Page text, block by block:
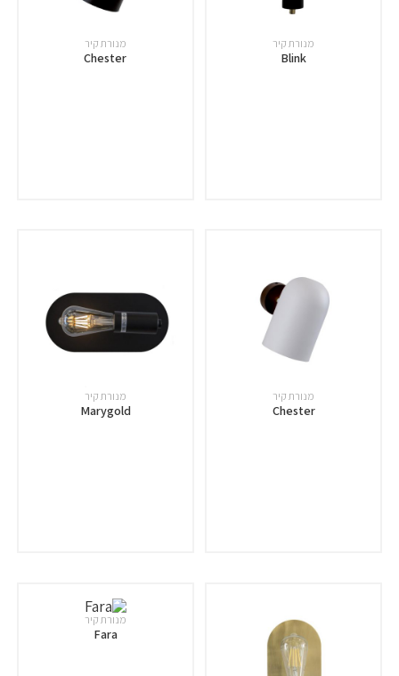
מנורת קיר
Blink
מנורת קיר
Chester
מנורת קיר
Chester
מנורת קיר
Marygold
מנורת קיר
Fara